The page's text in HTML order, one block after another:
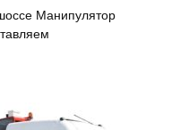
Манипулятор